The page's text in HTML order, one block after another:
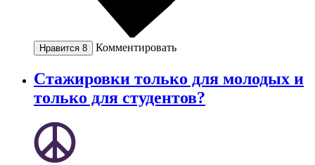
Нравится 8 Комментировать
Стажировки только для молодых и
только для студентов?